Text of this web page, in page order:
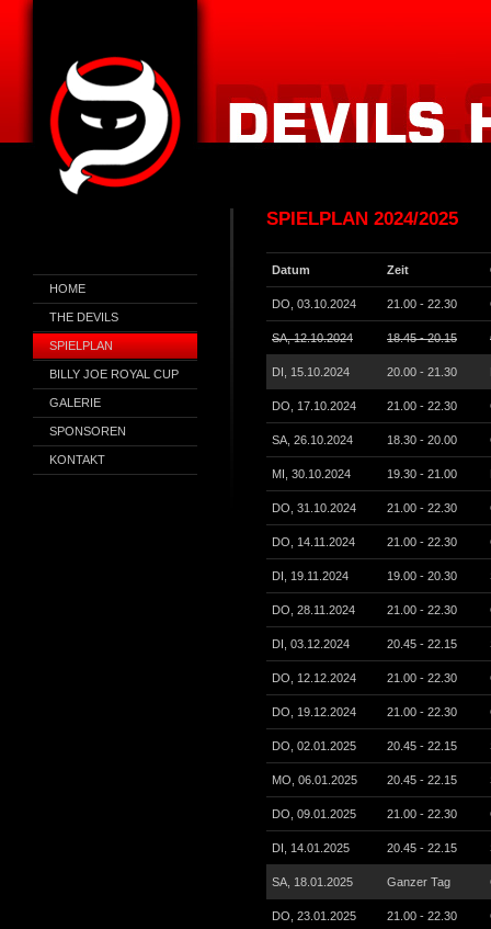
HOME
THE DEVILS
SPIELPLAN
BILLY JOE ROYAL CUP
GALERIE
SPONSOREN
KONTAKT
SPIELPLAN 2024/2025
Datum Zeit
DO, 03.10.2024 21.00 - 22.30
SA, 12.10.2024 18.45 - 20.15
DI, 15.10.2024 20.00 - 21.30
DO, 17.10.2024 21.00 - 22.30
SA, 26.10.2024 18.30 - 20.00
MI, 30.10.2024 19.30 - 21.00
DO, 31.10.2024 21.00 - 22.30
DO, 14.11.2024 21.00 - 22.30
DI, 19.11.2024 19.00 - 20.30
DO, 28.11.2024 21.00 - 22.30
DI, 03.12.2024 20.45 - 22.15
DO, 12.12.2024 21.00 - 22.30
DO, 19.12.2024 21.00 - 22.30
DO, 02.01.2025 20.45 - 22.15
MO, 06.01.2025 20.45 - 22.15
DO, 09.01.2025 21.00 - 22.30
DI, 14.01.2025 20.45 - 22.15
SA, 18.01.2025 Ganzer Tag
DO, 23.01.2025 21.00 - 22.30